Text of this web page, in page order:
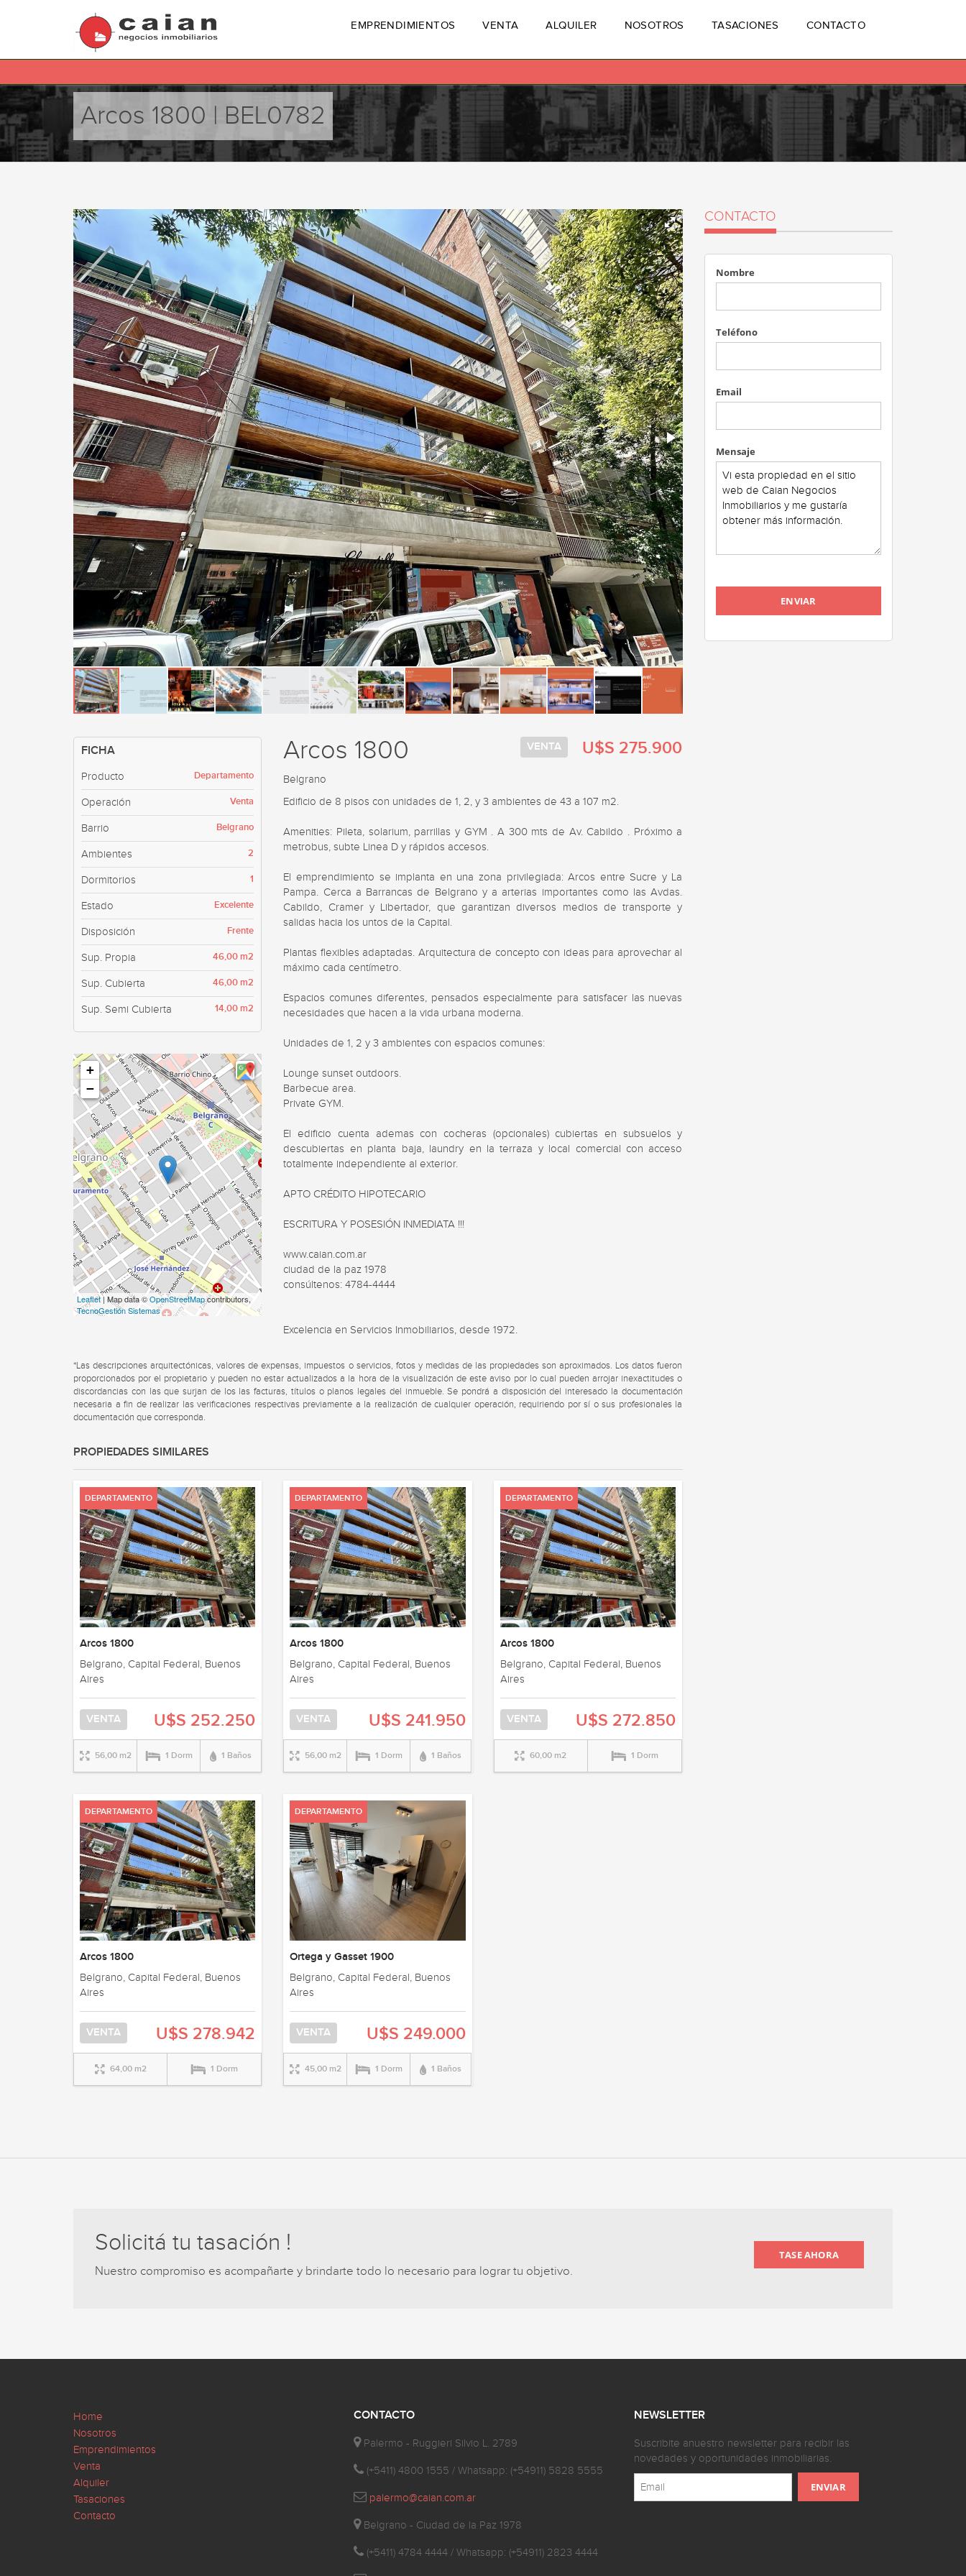
EMPRENDIMIENTOS VENTA ALQUILER NOSOTROS TASACIONES CONTACTO
Arcos 1800 | BEL0782
FICHA
Producto Departamento
Operación Venta
Barrio Belgrano
Ambientes 2
Dormitorios 1
Estado Excelente
Disposición Frente
Sup. Propia 46,00 m2
Sup. Cubierta 46,00 m2
Sup. Semi Cubierta 14,00 m2
+
−
Leaflet| Map data ©OpenStreetMapcontributors,
TecnoGestión Sistemas
U$S 275.900
VENTA
Arcos 1800
Belgrano
Edificio de 8 pisos con unidades de 1, 2, y 3 ambientes de 43 a 107 m2.
Amenities: Pileta, solarium, parrillas y GYM . A 300 mts de Av. Cabildo . Próximo a
metrobus, subte Linea D y rápidos accesos.
El emprendimiento se implanta en una zona privilegiada: Arcos entre Sucre y La
Pampa. Cerca a Barrancas de Belgrano y a arterias importantes como las Avdas.
Cabildo, Cramer y Libertador, que garantizan diversos medios de transporte y
salidas hacia los untos de la Capital.
Plantas flexibles adaptadas. Arquitectura de concepto con ideas para aprovechar al
máximo cada centímetro.
Espacios comunes diferentes, pensados especialmente para satisfacer las nuevas
necesidades que hacen a la vida urbana moderna.
Unidades de 1, 2 y 3 ambientes con espacios comunes:
Lounge sunset outdoors.
Barbecue area.
Private GYM.
El edificio cuenta ademas con cocheras (opcionales) cubiertas en subsuelos y
descubiertas en planta baja, laundry en la terraza y local comercial con acceso
totalmente independiente al exterior.
APTO CRÉDITO HIPOTECARIO
ESCRITURA Y POSESIÓN INMEDIATA !!!
www.caian.com.ar
ciudad de la paz 1978
consúltenos: 4784-4444
Excelencia en Servicios Inmobiliarios, desde 1972.
*Las descripciones arquitectónicas, valores de expensas, impuestos o servicios, fotos y medidas de las propiedades son aproximados. Los datos fueron
proporcionados por el propietario y pueden no estar actualizados a la hora de la visualización de este aviso por lo cual pueden arrojar inexactitudes o
discordancias con las que surjan de los las facturas, títulos o planos legales del inmueble. Se pondrá a disposición del interesado la documentación
necesaria a fin de realizar las verificaciones respectivas previamente a la realización de cualquier operación, requiriendo por sí o sus profesionales la
documentación que corresponda.
PROPIEDADES SIMILARES
DEPARTAMENTO
Arcos 1800
Belgrano, Capital Federal, Buenos
Aires
VENTA U$S 252.250
56,00 m2 1 Dorm 1 Baños
DEPARTAMENTO
Arcos 1800
Belgrano, Capital Federal, Buenos
Aires
VENTA U$S 241.950
56,00 m2 1 Dorm 1 Baños
DEPARTAMENTO
Arcos 1800
Belgrano, Capital Federal, Buenos
Aires
VENTA U$S 272.850
60,00 m2 1 Dorm
DEPARTAMENTO
Arcos 1800
Belgrano, Capital Federal, Buenos
Aires
VENTA U$S 278.942
64,00 m2 1 Dorm
DEPARTAMENTO
Ortega y Gasset 1900
Belgrano, Capital Federal, Buenos
Aires
VENTA U$S 249.000
45,00 m2 1 Dorm 1 Baños
CONTACTO
Nombre
Teléfono
Email
Mensaje
Solicitá tu tasación !
Nuestro compromiso es acompañarte y brindarte todo lo necesario para lograr tu objetivo.
TASE AHORA
Home
Nosotros
Emprendimientos
Venta
Alquiler
Tasaciones
Contacto
CONTACTO
Palermo - Ruggieri Silvio L. 2789
(+5411) 4800 1555 / Whatsapp: (+54911) 5828 5555
palermo@caian.com.ar
Belgrano - Ciudad de la Paz 1978
(+5411) 4784 4444 / Whatsapp: (+54911) 2823 4444
NEWSLETTER
Suscribite anuestro newsletter para recibir las
novedades y oportunidades inmobiliarias.